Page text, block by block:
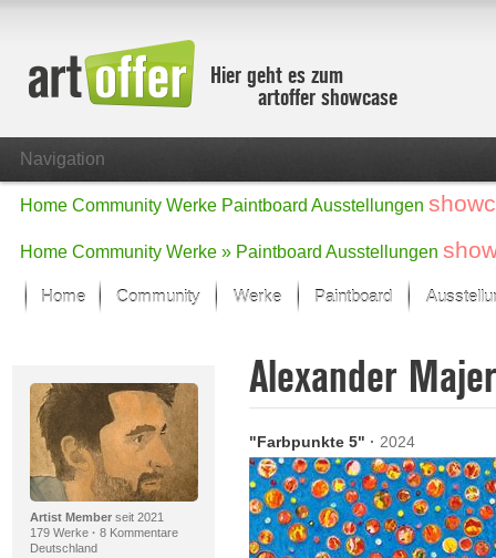
Hier geht es zum
artoffer showcase
Navigation
Home Community Werke Paintboard Ausstellungen
Home Community Werke » Paintboard Ausstellungen
Home Community Werke
Der letzte Monat im Fokus
Alle Fokus-Werke
Fokus-Werke
Neue Werke – Auswahl
Alle neuen Werke
Paintboard
Artist Memberseit 2021
179 Werke · 8 Kommentare
Deutschland
Alexander
"Farbpunkte 5" · 2024